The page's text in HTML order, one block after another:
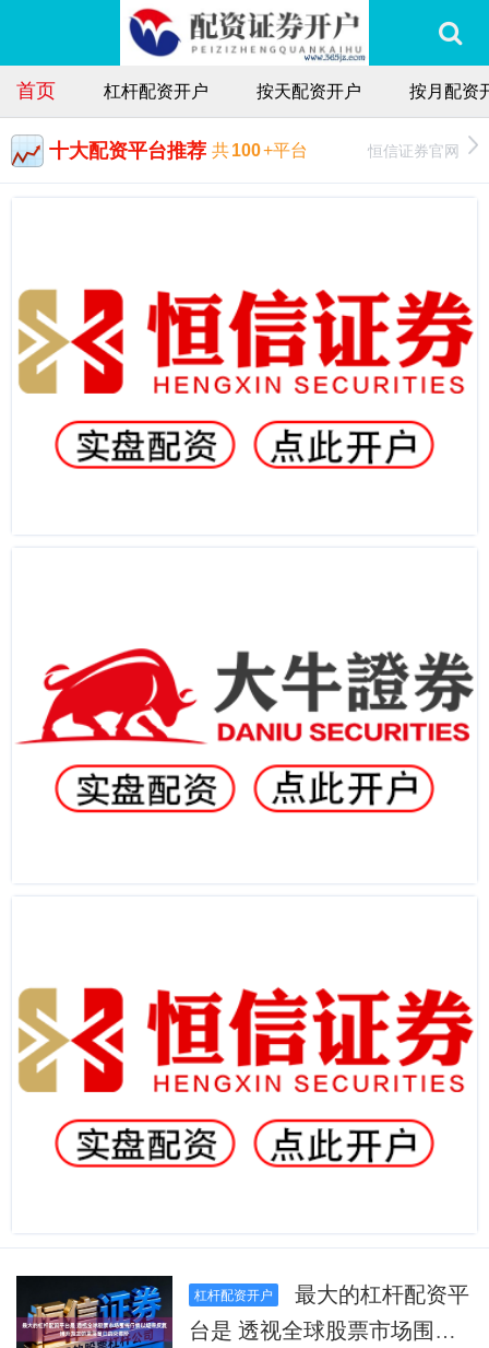
首页 杠杆配资开户 按天配资开户 按月配资
十大配资平台推荐 共100+平台 恒信证券官网
杠杆配资开户
最大的杠杆配资平
台是 透视全球股票市场围绕